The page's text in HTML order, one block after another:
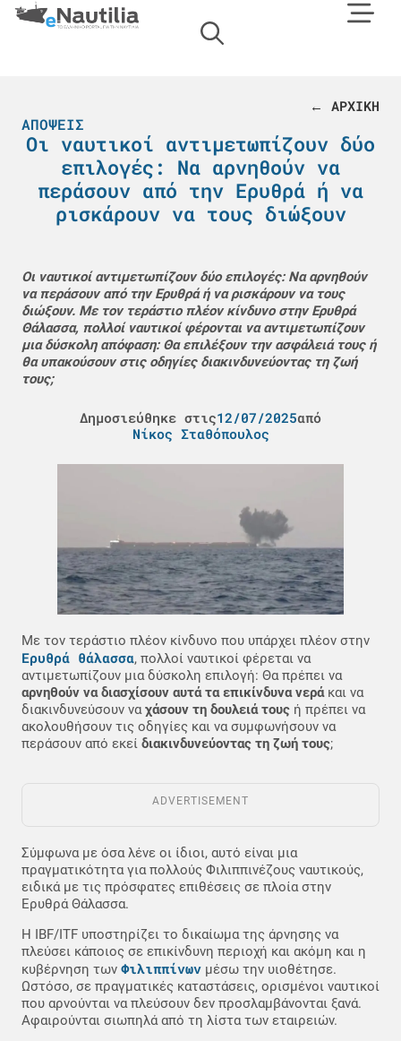
← ΑΡΧΙΚΗ
ΑΠΌΨΕΙΣ
Οι ναυτικοί αντιμετωπίζουν δύο
επιλογές: Να αρνηθούν να
περάσουν από την Ερυθρά ή να
ρισκάρουν να τους διώξουν
Οι ναυτικοί αντιμετωπίζουν δύο επιλογές: Να αρνηθούν
να περάσουν από την Ερυθρά ή να ρισκάρουν να τους
διώξουν. Με τον τεράστιο πλέον κίνδυνο στην Ερυθρά
Θάλασσα, πολλοί ναυτικοί φέρονται να αντιμετωπίζουν
μια δύσκολη απόφαση: Θα επιλέξουν την ασφάλειά τους ή
θα υπακούσουν στις οδηγίες διακινδυνεύοντας τη ζωή
τους;
Δημοσιεύθηκε στις12/07/2025από
Νίκος Σταθόπουλος
Με τον τεράστιο πλέον κίνδυνο που υπάρχει πλέον στην
Ερυθρά θάλασσα, πολλοί ναυτικοί φέρεται να
αντιμετωπίζουν μια δύσκολη επιλογή: Θα πρέπει να
αρνηθούν να διασχίσουν αυτά τα επικίνδυνα νεράκαι να
διακινδυνεύσουν ναχάσουν τη δουλειά τους ή πρέπει να
ακολουθήσουν τις οδηγίες και να συμφωνήσουν να
περάσουν από εκεί διακινδυνεύοντας τη ζωή τους;
ADVERTISEMENT
Σύμφωνα με όσα λένε οι ίδιοι, αυτό είναι μια
πραγματικότητα για πολλούς Φιλιππινέζους ναυτικούς,
ειδικά με τις πρόσφατες επιθέσεις σε πλοία στην
Ερυθρά Θάλασσα.
Η IBF/ITF υποστηρίζει το δικαίωμα της άρνησης να
πλεύσει κάποιος σε επικίνδυνη περιοχή και ακόμη και η
κυβέρνηση των Φιλιππίνων μέσω την υιοθέτησε.
Ωστόσο, σε πραγματικές καταστάσεις, ορισμένοι ναυτικοί
που αρνούνται να πλεύσουν δεν προσλαμβάνονται ξανά.
Αφαιρούνται σιωπηλά από τη λίστα των εταιρειών.